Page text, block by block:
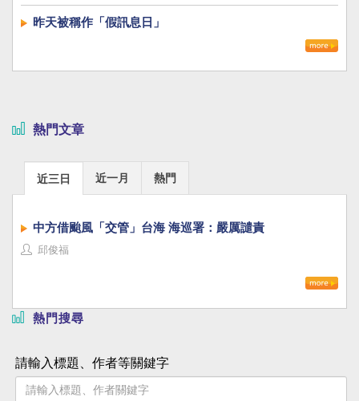
昨天被稱作「假訊息日」
熱門文章
近三日 近一月 熱門
中方借颱風「交管」台海 海巡署：嚴厲譴責
邱俊福
熱門搜尋
請輸入標題、作者等關鍵字